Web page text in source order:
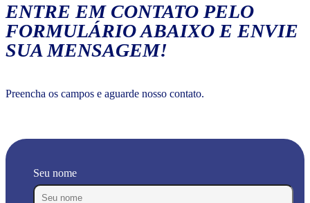
ENTRE EM CONTATO PELO
FORMULÁRIO ABAIXO E ENVIE
SUA MENSAGEM!
Preencha os campos e aguarde nosso contato.
Seu nome